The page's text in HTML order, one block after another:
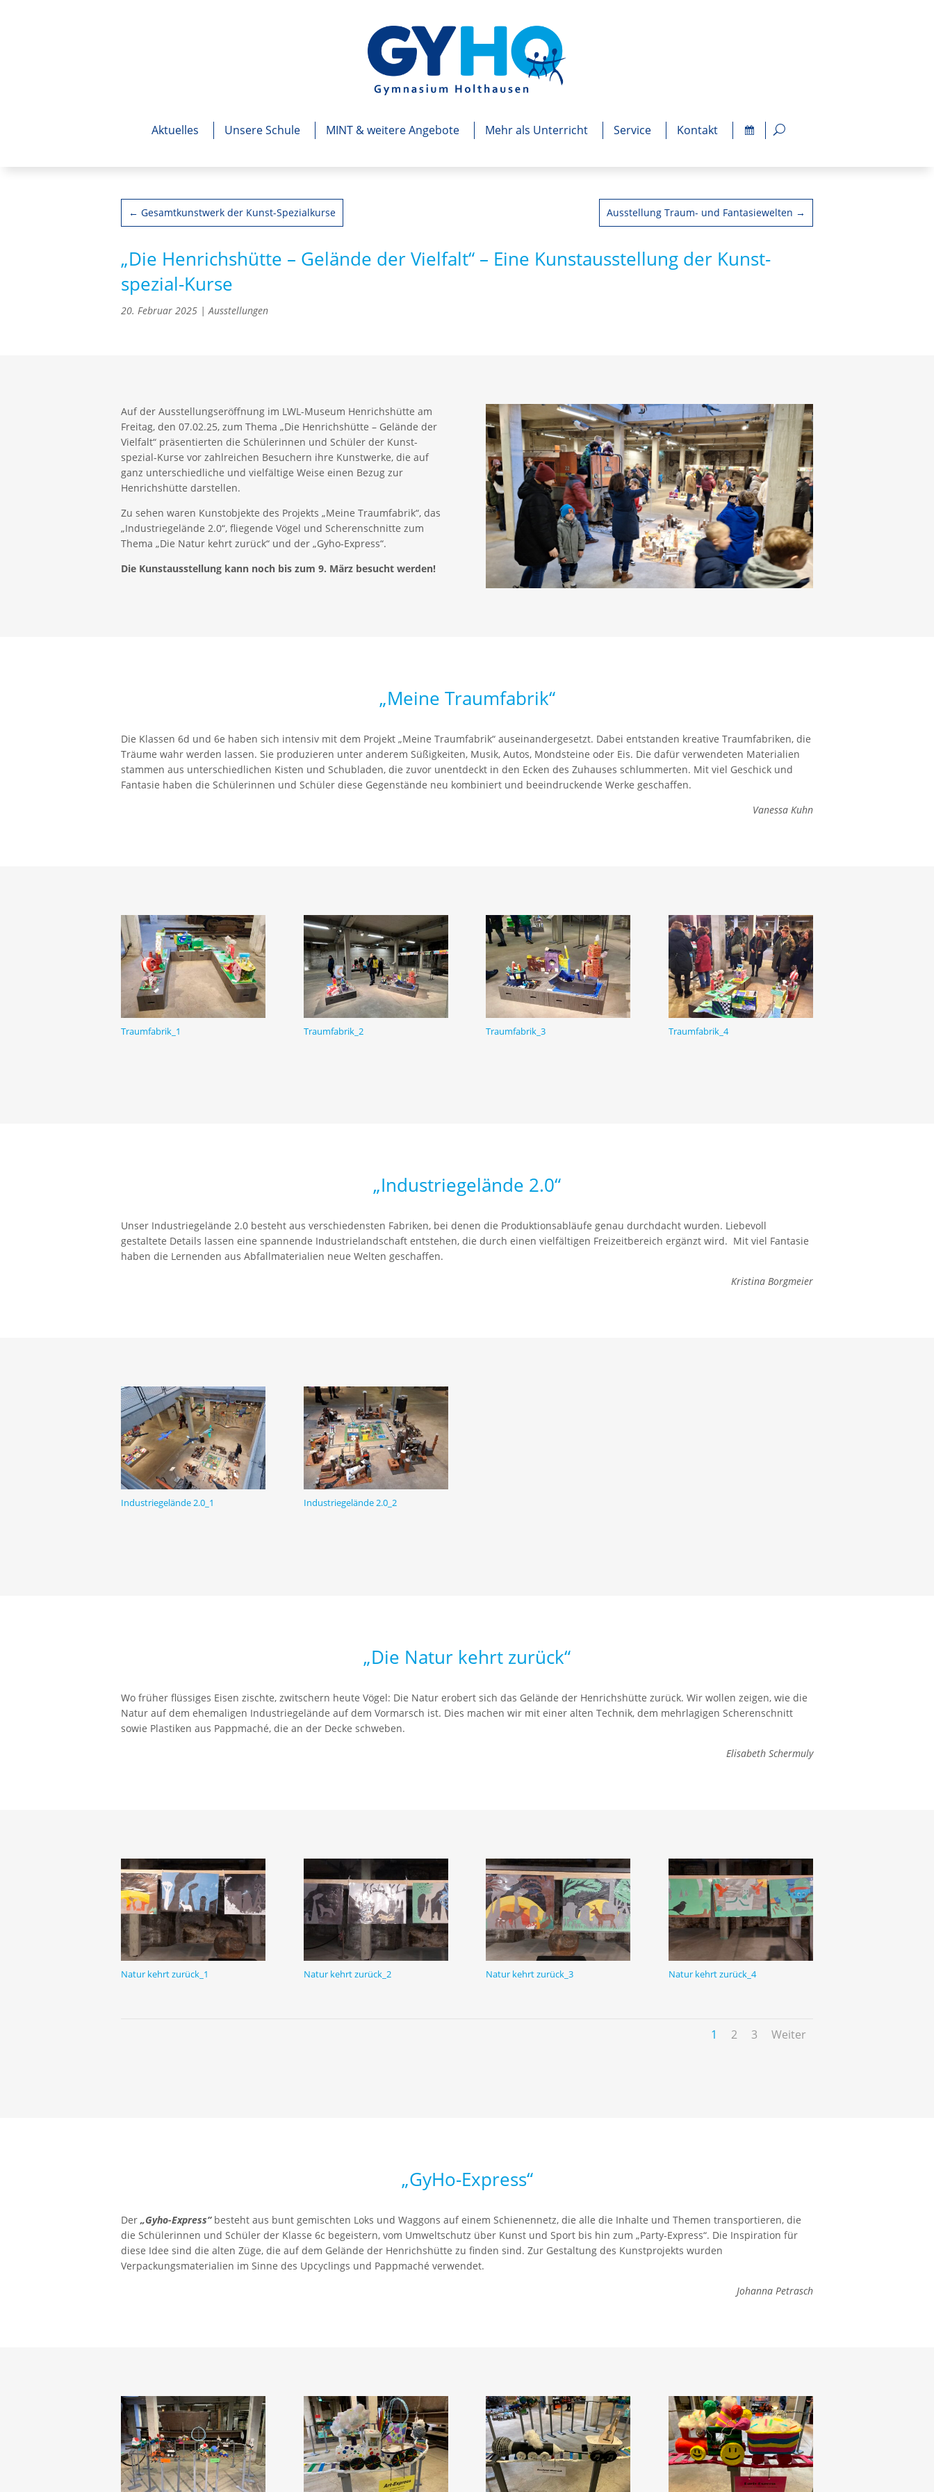
Aktuelles Unsere Schule MINT & weitere Angebote Mehr als Unterricht Service Kontakt
←Gesamtkunstwerk der Kunst-Spezialkurse Ausstellung Traum- und Fantasiewelten →
„Die Henrichshütte – Gelände der Vielfalt“ – Eine Kunstausstellung der Kunst-
spezial-Kurse
20. Februar 2025 |Ausstellungen
Auf der Ausstellungseröffnung im LWL-Museum Henrichshütte am
Freitag, den 07.02.25, zum Thema „Die Henrichshütte – Gelände der
Vielfalt“ präsentierten die Schülerinnen und Schüler der Kunst-
spezial-Kurse vor zahlreichen Besuchern ihre Kunstwerke, die auf
ganz unterschiedliche und vielfältige Weise einen Bezug zur
Henrichshütte darstellen.
Zu sehen waren Kunstobjekte des Projekts „Meine Traumfabrik“, das
„Industriegelände 2.0“, fliegende Vögel und Scherenschnitte zum
Thema „Die Natur kehrt zurück“ und der „Gyho-Express“.
Die Kunstausstellung kann noch bis zum 9. März besucht werden!
„Meine Traumfabrik“
Die Klassen 6d und 6e haben sich intensiv mit dem Projekt „Meine Traumfabrik“ auseinandergesetzt. Dabei entstanden kreative Traumfabriken, die
Träume wahr werden lassen. Sie produzieren unter anderem Süßigkeiten, Musik, Autos, Mondsteine oder Eis. Die dafür verwendeten Materialien
stammen aus unterschiedlichen Kisten und Schubladen, die zuvor unentdeckt in den Ecken des Zuhauses schlummerten. Mit viel Geschick und
Fantasie haben die Schülerinnen und Schüler diese Gegenstände neu kombiniert und beeindruckende Werke geschaffen.
Vanessa Kuhn
Traumfabrik_1 Traumfabrik_2 Traumfabrik_3 Traumfabrik_4
„Industriegelände 2.0“
Unser Industriegelände 2.0 besteht aus verschiedensten Fabriken, bei denen die Produktionsabläufe genau durchdacht wurden. Liebevoll
gestaltete Details lassen eine spannende Industrielandschaft entstehen, die durch einen vielfältigen Freizeitbereich ergänzt wird. Mit viel Fantasie
haben die Lernenden aus Abfallmaterialien neue Welten geschaffen.
Kristina Borgmeier
Industriegelände 2.0_1 Industriegelände 2.0_2
„Die Natur kehrt zurück“
Wo früher flüssiges Eisen zischte, zwitschern heute Vögel: Die Natur erobert sich das Gelände der Henrichshütte zurück. Wir wollen zeigen, wie die
Natur auf dem ehemaligen Industriegelände auf dem Vormarsch ist. Dies machen wir mit einer alten Technik, dem mehrlagigen Scherenschnitt
sowie Plastiken aus Pappmaché, die an der Decke schweben.
Elisabeth Schermuly
Natur kehrt zurück_1 Natur kehrt zurück_2 Natur kehrt zurück_3 Natur kehrt zurück_4
1 2 3 Weiter
„GyHo-Express“
Der„Gyho-Express“besteht aus bunt gemischten Loks und Waggons auf einem Schienennetz, die alle die Inhalte und Themen transportieren, die
die Schülerinnen und Schüler der Klasse 6c begeistern, vom Umweltschutz über Kunst und Sport bis hin zum „Party-Express“. Die Inspiration für
diese Idee sind die alten Züge, die auf dem Gelände der Henrichshütte zu finden sind. Zur Gestaltung des Kunstprojekts wurden
Verpackungsmaterialien im Sinne des Upcyclings und Pappmaché verwendet.
Johanna Petrasch